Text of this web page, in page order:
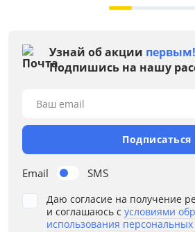
Узнай об акции первым!
Подпишись на нашу
Email SMS
Ваш email
Подписаться
Даю согласие на получение
и соглашаюсь с условиями
использования